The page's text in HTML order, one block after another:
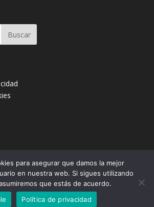
Instagram
Youtube
electrónico
Blog
para asegurar que damos la mejor
en nuestra web. Si sigues utilizando
que estás de acuerdo.
Política de privacidad